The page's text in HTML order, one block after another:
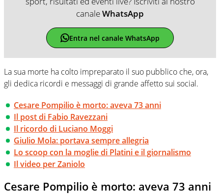
canaleWhatsApp
Entra nel canale WhatsApp
La sua morte ha colto impreparato il suo pubblico che, ora,
gli dedica ricordi e messaggi di grande affetto sui social.
Cesare Pompilio è morto: aveva 73 anni
Il post di Fabio Ravezzani
Il ricordo di Luciano Moggi
Giulio Mola: portava sempre allegria
Lo scoop con la moglie di Platini e il giornalismo
Il video per Zaniolo
Cesare Pompilio è morto: aveva 73 anni